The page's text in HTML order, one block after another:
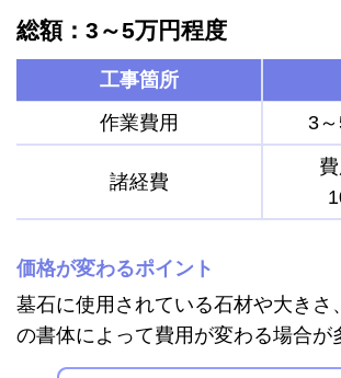
総額：3～5万円程度
工事箇所
作業費用
3
諸経費
価格が変わるポイント
墓石に使用されている石材や大きさ
の書体によって費用が変わる場合が